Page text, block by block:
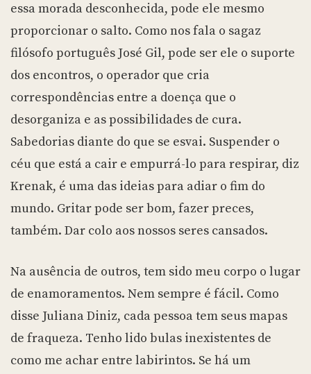
essa morada desconhecida, pode ele mesmo
proporcionar o salto. Como nos fala o sagaz
filósofo português José Gil, pode ser ele o suporte
dos encontros, o operador que cria
correspondências entre a doença que o
desorganiza e as possibilidades de cura.
Sabedorias diante do que se esvai. Suspender o
céu que está a cair e empurrá-lo para respirar, diz
Krenak, é uma das ideias para adiar o fim do
mundo. Gritar pode ser bom, fazer preces,
também. Dar colo aos nossos seres cansados.
Na ausência de outros, tem sido meu corpo o lugar
de enamoramentos. Nem sempre é fácil. Como
disse Juliana Diniz, cada pessoa tem seus mapas
de fraqueza. Tenho lido bulas inexistentes de
como me achar entre labirintos. Se há um